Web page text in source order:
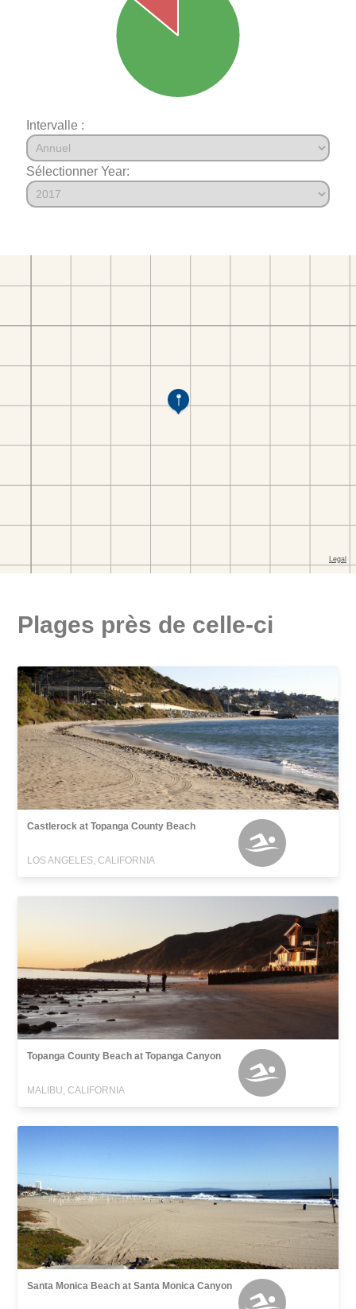
Intervalle :
Sélectionner Year:
Plages près de celle-ci
Castlerock at Topanga County Beach
LOS ANGELES, CALIFORNIA
Topanga County Beach at Topanga Canyon
MALIBU, CALIFORNIA
Santa Monica Beach at Santa Monica Canyon